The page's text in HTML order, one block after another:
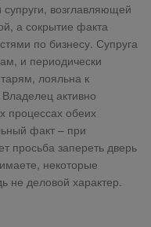
возглавляющей
а сокрытие факта
по бизнесу. Супруга
и периодически
лояльна к
активно
процессах обеих
факт – при
просьба запереть дверь
некоторые
не деловой характер.